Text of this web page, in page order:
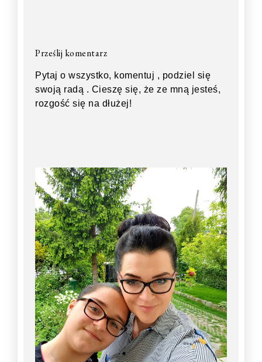
Prześlij komentarz
Pytaj o wszystko, komentuj , podziel się
swoją radą . Cieszę się, że ze mną jesteś,
rozgość się na dłużej!